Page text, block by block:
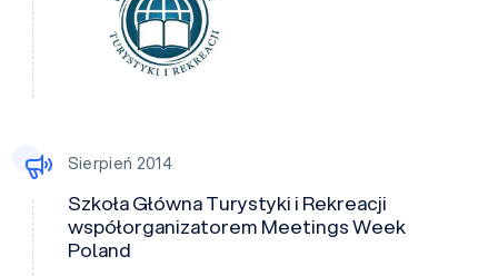
Sierpień 2014
Szkoła Główna Turystyki i Rekreacji
współorganizatorem Meetings Week
Poland